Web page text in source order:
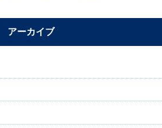
アーカイブ